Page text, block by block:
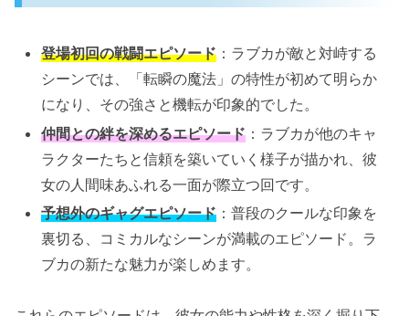
登場初回の戦闘エピソード ：ラブカが敵と対峙する
シーンでは、「転瞬の魔法」の特性が初めて明らか
になり、その強さと機転が印象的でした。
仲間との絆を深めるエピソード ：ラブカが他のキャ
ラクターたちと信頼を築いていく様子が描かれ、彼
女の人間味あふれる一面が際立つ回です。
予想外のギャグエピソード ：普段のクールな印象を
裏切る、コミカルなシーンが満載のエピソード。ラ
ブカの新たな魅力が楽しめます。